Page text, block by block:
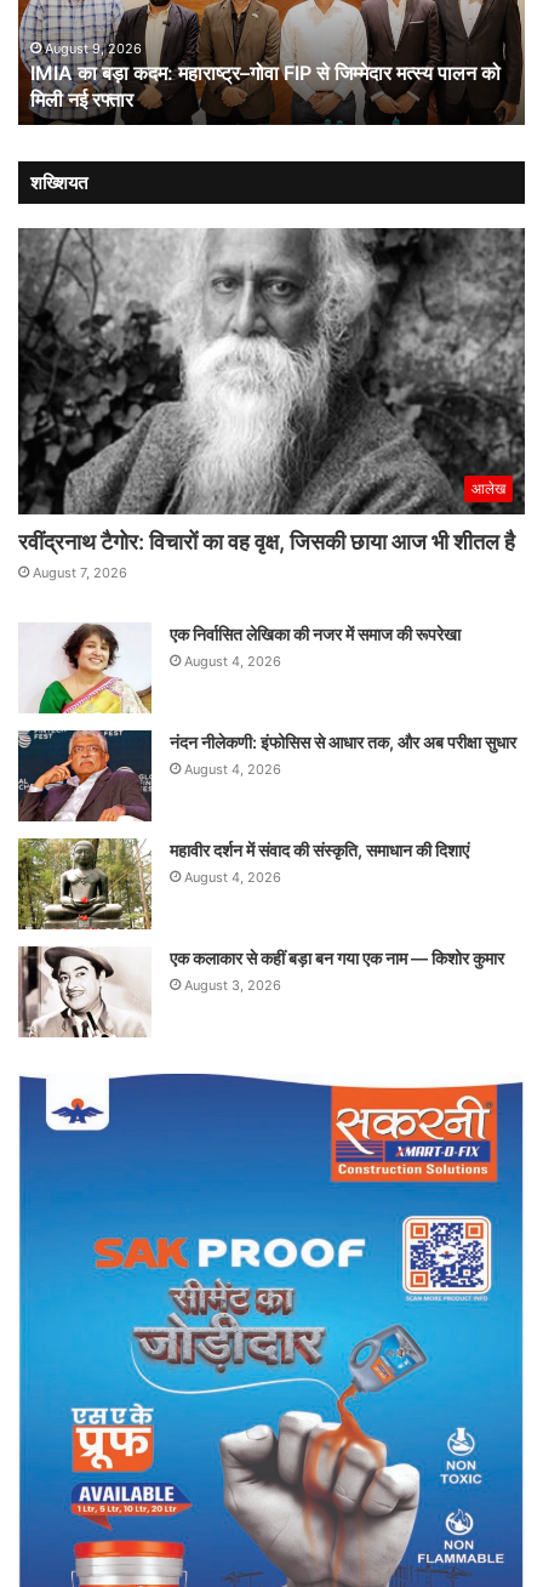
FIP
से
जिम्मेदार
मत्स्य
पालन
मिली
नई
रफ्तार
August 9, 2026
IMIA का बड़ा कदम: महाराष्ट्र–गोवा FIP से जिम्मेदार मत्स्य पालन को
मिली नई रफ्तार
शख्शियत
आलेख
रवींद्रनाथ टैगोर: विचारों का वह वृक्ष, जिसकी छाया आज भी शीतल है
August 7, 2026
एक निर्वासित लेखिका की नजर में समाज की रूपरेखा
August 4, 2026
नंदन नीलेकणी: इंफोसिस से आधार तक, और अब परीक्षा सुधार
August 4, 2026
महावीर दर्शन में संवाद की संस्कृति, समाधान की दिशाएं
August 4, 2026
एक कलाकार से कहीं बड़ा बन गया एक नाम — किशोर कुमार
August 3, 2026